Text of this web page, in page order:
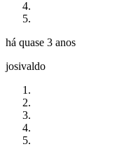
há quase 3 anos
josivaldo